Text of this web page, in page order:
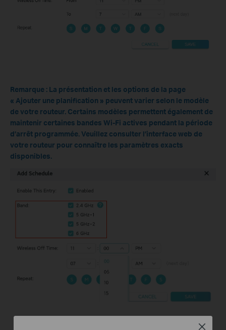
Remarque : La présentation et les options de la page
« Ajouter une planification » peuvent varier selon le modèle
de votre routeur. Certains modèles permettent également de
maintenir certaines bandes Wi-Fi actives pendant la période
d’arrêt programmée. Veuillez consulter l’interface web de
votre routeur pour connaître les paramètres exacts
disponibles.
Close